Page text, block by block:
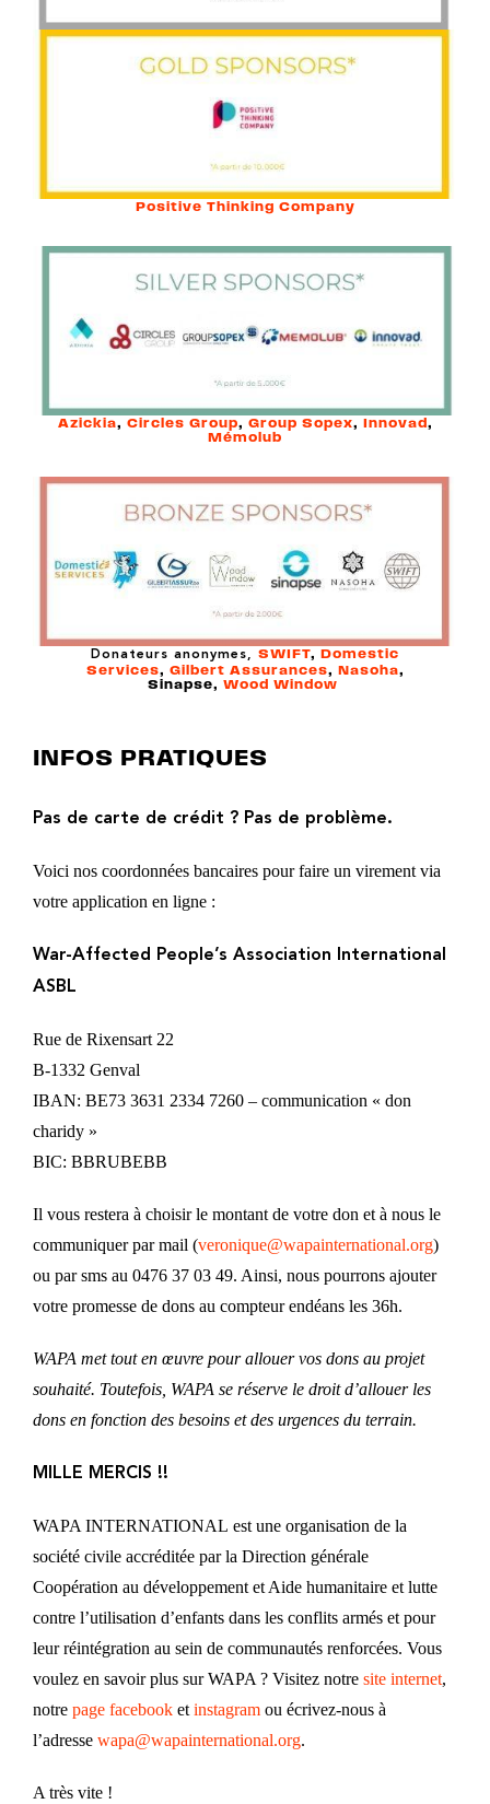
Positive Thinking Company
Azickia, Circles Group, Group Sopex, Innovad,
Mémolub
Donateurs anonymes, SWIFT, Domestic
Services, Gilbert Assurances, Nasoha,
Sinapse, Wood Window
INFOS PRATIQUES
Pas de carte de crédit ? Pas de problème.
Voici nos coordonnées bancaires pour faire un virement via
votre application en ligne :
War-Affected People’s Association International
ASBL
Rue de Rixensart 22
B-1332 Genval
IBAN: BE73 3631 2334 7260 – communication « don
charidy »
BIC: BBRUBEBB
Il vous restera à choisir le montant de votre don et à nous le
communiquer par mail (veronique@wapainternational.org)
ou par sms au 0476 37 03 49. Ainsi, nous pourrons ajouter
votre promesse de dons au compteur endéans les 36h.
WAPA met tout en œuvre pour allouer vos dons au projet
souhaité. Toutefois, WAPA se réserve le droit d’allouer les
dons en fonction des besoins et des urgences du terrain.
MILLE MERCIS !!
WAPA INTERNATIONAL est une organisation de la
société civile accréditée par la Direction générale
Coopération au développement et Aide humanitaire et lutte
contre l’utilisation d’enfants dans les conflits armés et pour
leur réintégration au sein de communautés renforcées. Vous
voulez en savoir plus sur WAPA ? Visitez notre site internet,
notre page facebook et instagramou écrivez-nous à
l’adresse wapa@wapainternational.org.
A très vite !